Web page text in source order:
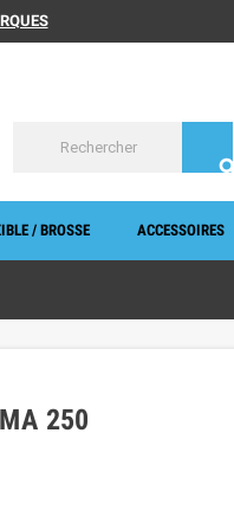
search
/ BROSSE ACCESSOIRES
250